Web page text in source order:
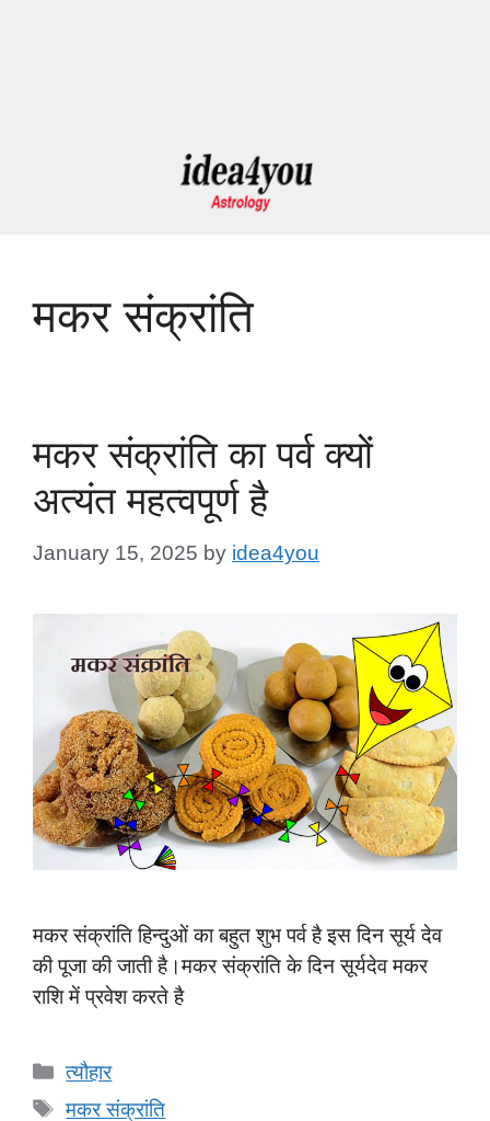
मकर संक्रांति
मकर संक्रांति का पर्व क्यों
अत्यंत महत्वपूर्ण है
January 15, 2025 by idea4you
मकर संक्रांति हिन्दुओं का बहुत शुभ पर्व है इस दिन सूर्य देव
की पूजा की जाती है।मकर संक्रांति के दिन सूर्यदेव मकर
राशि में प्रवेश करते है
Categories
त्यौहार
Tags
मकर संक्रांति